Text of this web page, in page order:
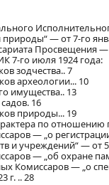
— от 7-го
Просвещения
7-го июля 1924 года:
зодчества.. 7
археологии... 10
имущества.. 13
16
природы... 19
по отношению
— „о
и учреждений“ — от
— „об охране
Комиссаров — „о
г. .. 28